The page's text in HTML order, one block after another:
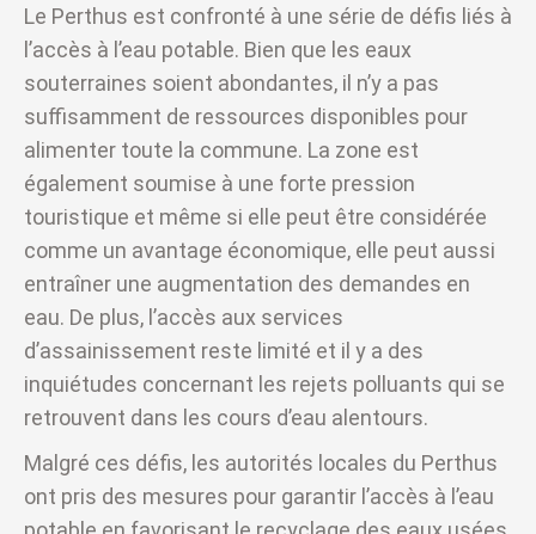
Le Perthus est confronté à une série de défis liés à
l’accès à l’eau potable. Bien que les eaux
souterraines soient abondantes, il n’y a pas
suffisamment de ressources disponibles pour
alimenter toute la commune. La zone est
également soumise à une forte pression
touristique et même si elle peut être considérée
comme un avantage économique, elle peut aussi
entraîner une augmentation des demandes en
eau. De plus, l’accès aux services
d’assainissement reste limité et il y a des
inquiétudes concernant les rejets polluants qui se
retrouvent dans les cours d’eau alentours.
Malgré ces défis, les autorités locales du Perthus
ont pris des mesures pour garantir l’accès à l’eau